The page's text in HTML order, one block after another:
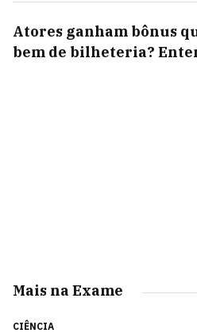
Atores ganham bônus
bem de bilheteria?
Mais na Exame
CIÊNCIA